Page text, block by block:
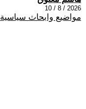
2026 / 8 / 10
مواضيع وابحاث سياسية